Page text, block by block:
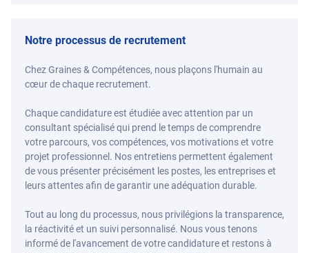
Notre processus de recrutement
Chez Graines & Compétences, nous plaçons l'humain au
cœur de chaque recrutement.
Chaque candidature est étudiée avec attention par un
consultant spécialisé qui prend le temps de comprendre
votre parcours, vos compétences, vos motivations et votre
projet professionnel. Nos entretiens permettent également
de vous présenter précisément les postes, les entreprises et
leurs attentes afin de garantir une adéquation durable.
Tout au long du processus, nous privilégions la transparence,
la réactivité et un suivi personnalisé. Nous vous tenons
informé de l'avancement de votre candidature et restons à